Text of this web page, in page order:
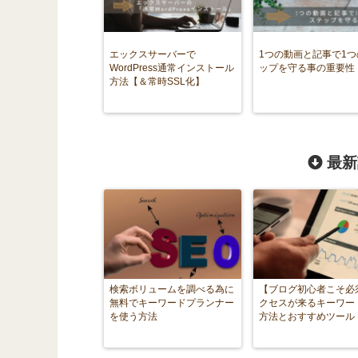
エックスサーバーで
WordPress通常インストール
方法【＆常時SSL化】
1つの動画と記事で1
ップを守る事の重要性
最
検索ボリュームを調べる為に
無料でキーワードプランナー
を使う方法
【ブログ初心者こそ
クセスが来るキーワー
方法とおすすめツール